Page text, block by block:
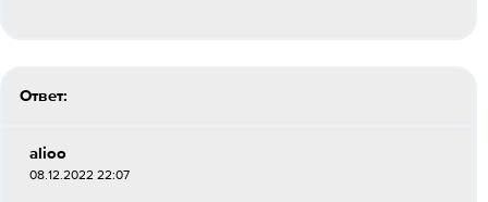
Ответ:
alioo
08.12.2022 22:07